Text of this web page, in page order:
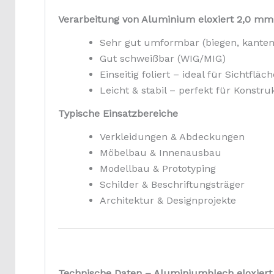
Verarbeitung von Aluminium eloxiert 2,0 mm
Sehr gut umformbar (biegen,
Gut schweißbar (WIG/MIG)
Einseitig foliert – ideal für
Leicht & stabil – perfekt für
Typische Einsatzbereiche
Verkleidungen & Abdeckungen
Möbelbau & Innenausbau
Modellbau & Prototyping
Schilder & Beschriftungsträger
Architektur & Designprojekte